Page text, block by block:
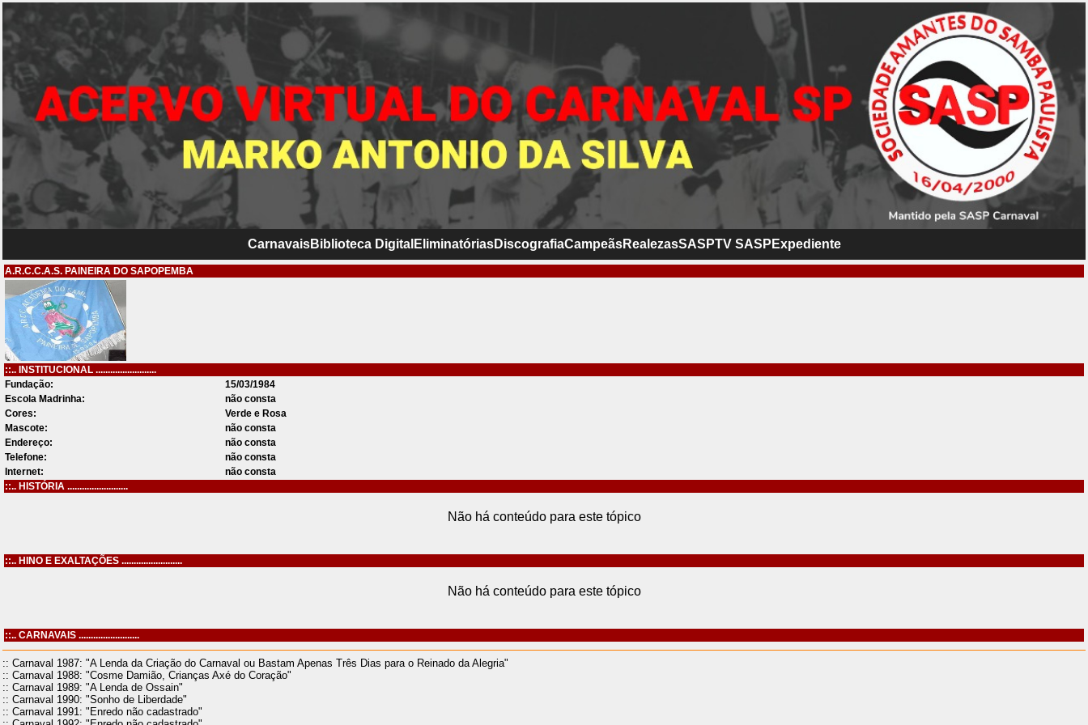
CarnavaisBiblioteca Digital EliminatóriasDiscografiaCampeãsRealezasSASPTV SASP Expediente
A.R.C.C.A.S. PAINEIRA DO SAPOPEMBA
::.. INSTITUCIONAL .........................
Fundação:
15/03/1984
Escola Madrinha:
não consta
Cores:
Verde e Rosa
Mascote:
não consta
Endereço:
não consta
Telefone:
não consta
Internet:
não consta
::.. HISTÓRIA .........................
Não há conteúdo para este tópico
::.. HINO E EXALTAÇÕES .........................
Não há conteúdo para este tópico
::.. CARNAVAIS .........................
:: Carnaval 1987: "A Lenda da Criação do Carnaval ou Bastam Apenas Três Dias para o Reinado da Alegria"
:: Carnaval 1988: "Cosme Damião, Crianças Axé do Coração"
:: Carnaval 1989: "A Lenda de Ossain"
:: Carnaval 1990: "Sonho de Liberdade"
:: Carnaval 1991: "Enredo não cadastrado"